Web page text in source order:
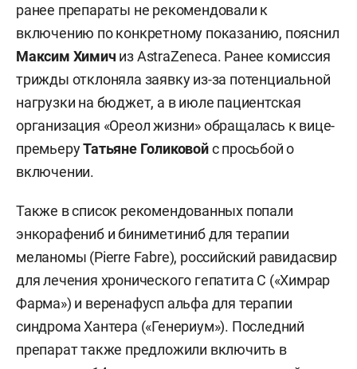
ранее препараты не рекомендовали к
включению по конкретному показанию, пояснил
Максим Химич из AstraZeneca. Ранее комиссия
трижды отклоняла заявку из-за потенциальной
нагрузки на бюджет, а в июле пациентская
организация «Ореол жизни» обращалась к вице-
премьеруТатьяне Голиковойс просьбой о
включении.
Также в список рекомендованных попали
энкорафениб и биниметиниб для терапии
меланомы (Pierre Fabre), российский равидасвир
для лечения хронического гепатита С («Химрар
Фарма») и веренафусп альфа для терапии
синдрома Хантера («Генериум»). Последний
препарат также предложили включить в